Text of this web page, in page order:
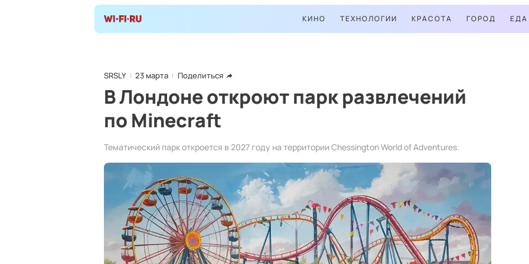
КИНО ТЕХНОЛОГИИ КРАСОТА ГОРОД ЕДА
SRSLY 23 марта Поделиться
В Лондоне откроют парк развлечений
по Minecraft
Тематический парк откроется в 2027 году на территории Chessington World of Adventures.